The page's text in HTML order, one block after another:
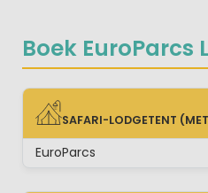
Boek EuroParcs
SAFARI-LODGETENT (MET
SAFARI-LODGETENT
EuroParcs